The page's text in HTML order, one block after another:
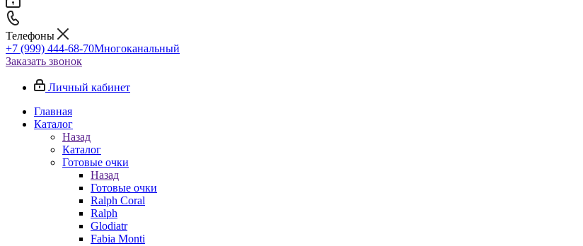
Телефоны
+7 (999) 444-68-70Многоканальный
Заказать звонок
Личный кабинет
Главная
Каталог
Назад
Каталог
Готовые очки
Назад
Готовые очки
Ralph Coral
Ralph
Glodiatr
Fabia Monti